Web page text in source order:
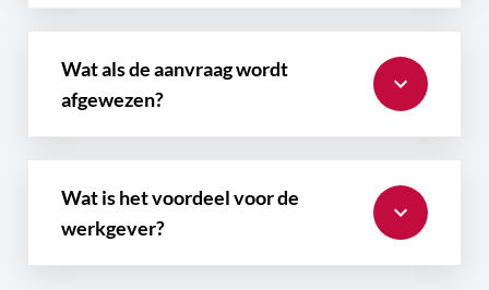
Wat als de aanvraag wordt
afgewezen?
Wat is het voordeel voor de
werkgever?